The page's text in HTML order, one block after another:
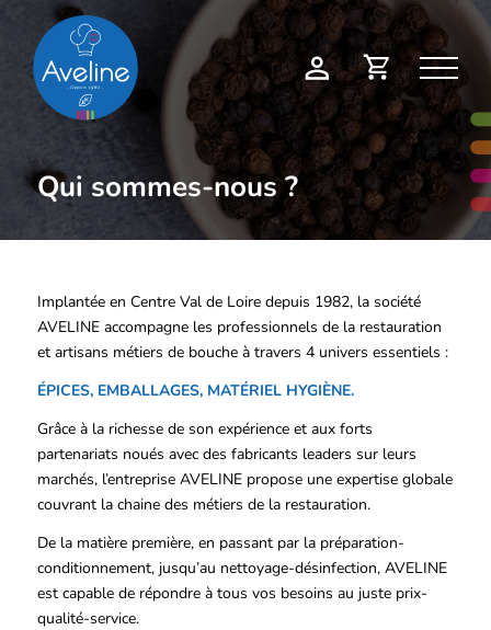
Mon
compte
Demande
devis
Qui sommes-nous ?
Implantée en Centre Val de Loire depuis 1982, la société
AVELINE accompagne les professionnels de la restauration
et artisans métiers de bouche à travers 4 univers essentiels :
ÉPICES, EMBALLAGES, MATÉRIEL HYGIÈNE.
Grâce à la richesse de son expérience et aux forts
partenariats noués avec des fabricants leaders sur leurs
marchés, l’entreprise AVELINE propose une expertise globale
couvrant la chaine des métiers de la restauration.
De la matière première, en passant par la préparation-
conditionnement, jusqu’au nettoyage-désinfection, AVELINE
est capable de répondre à tous vos besoins au juste prix-
qualité-service.
Panneau de gestion des cookies